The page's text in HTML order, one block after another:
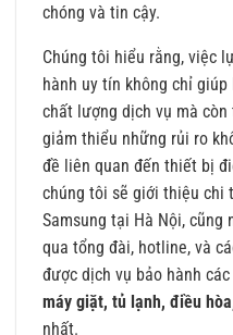
chóng và tin cậy.
Chúng tôi hiểu rằng, việc
hành uy tín không chỉ
chất lượng dịch vụ mà
giảm thiểu những rủi ro
đề liên quan đến thiết bị
chúng tôi sẽ giới thiệu chi
Samsung tại Hà Nội, cũng
qua tổng đài, hotline, và
được dịch vụ bảo hành
máy giặt, tủ lạnh, điều
nhất.